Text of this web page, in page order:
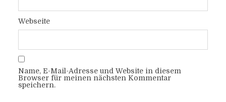
Webseite
Name, E-Mail-Adresse und Website in diesem
Browser für meinen nächsten Kommentar
speichern.